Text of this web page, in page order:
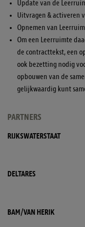
Update van de
Uitvragen & activeren
Opnemen van
Om een Leerruimte
de contracttekst, een
ook bezetting nodig
opbouwen van de
gelijkwaardig kunt
PARTNERS
RIJKSWATERSTAAT
DELTARES
BAM/VAN HERIK